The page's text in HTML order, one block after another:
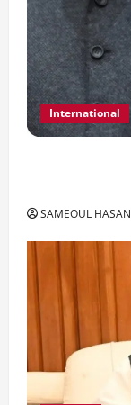
International
SAMEOUL HASAN